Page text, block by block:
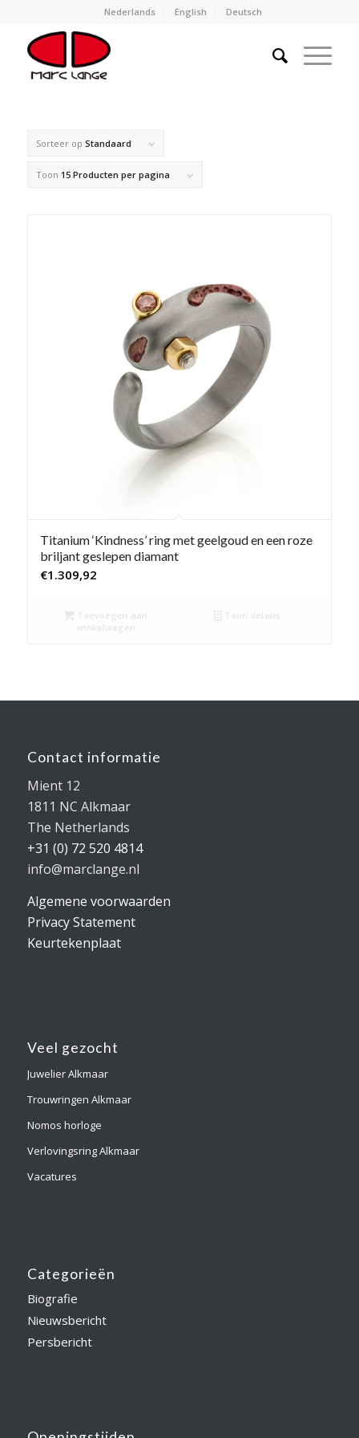
Nederlands English Deutsch
Sorteer op Standaard
Toon 15 Producten per pagina
Titanium ‘Kindness’ ring met geelgoud en een roze
briljant geslepen diamant
€1.309,92
Toevoegen aan
winkelwagen
Toon details
Contact informatie
Mient 12
1811 NC Alkmaar
The Netherlands
+31 (0) 72 520 4814
info@marclange.nl
Algemene voorwaarden
Privacy Statement
Keurtekenplaat
Veel gezocht
Juwelier Alkmaar
Trouwringen Alkmaar
Nomos horloge
Verlovingsring Alkmaar
Vacatures
Categorieën
Biografie
Nieuwsbericht
Persbericht